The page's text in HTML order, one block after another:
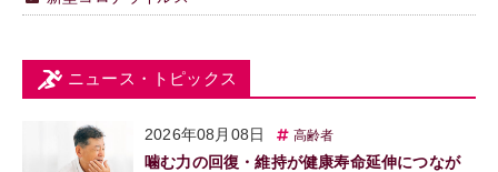
ニュース・トピックス
2026年08月08日 高齢者
噛む力の回復・維持が健康寿命延伸につなが